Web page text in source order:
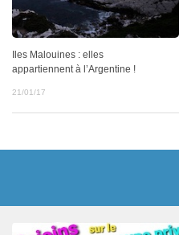
Iles Malouines : elles
appartiennent à l’Argentine !
21/01/17